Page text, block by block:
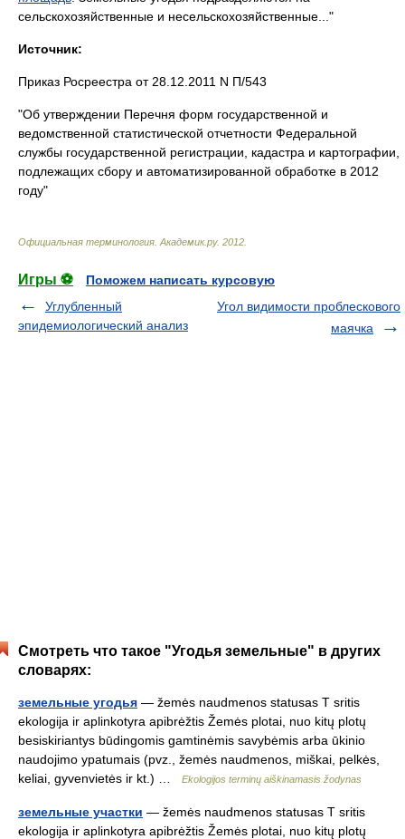
сельскохозяйственные и несельскохозяйственные..."
Источник:
Приказ Росреестра от 28.12.2011 N П/543
"Об утверждении Перечня форм государственной и
ведомственной статистической отчетности Федеральной
службы государственной регистрации, кадастра и картографии,
подлежащих сбору и автоматизированной обработке в 2012
году"
Официальная терминология Академик.ру. 2012
Игры ⚽
Поможем написать курсовую
Углубленный
эпидемиологический анализ
Угол видимости проблескового
маячка
Смотреть что такое "Угодья земельные" в других
словарях:
земельные угодья — žemės naudmenos statusas T sritis
ekologija ir aplinkotyra apibrėžtis Žemės plotai, nuo kitų plotų
besiskiriantys būdingomis gamtinėmis savybėmis arba ūkinio
naudojimo ypatumais (pvz., žemės naudmenos, miškai, pelkės,
keliai, gyvenvietės ir kt.) …
Ekologijos terminų aiškinamasis žodynas
земельные участки — žemės naudmenos statusas T sritis
ekologija ir aplinkotyra apibrėžtis Žemės plotai, nuo kitų plotų